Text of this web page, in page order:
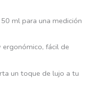
ml para una medición
fácil de
un toque de lujo a tu